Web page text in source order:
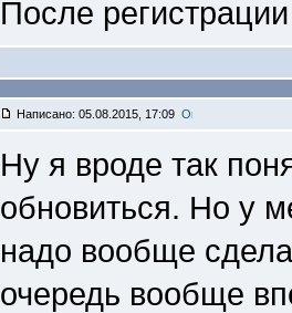
После
Написано: 05.08.2015, 17:09
Ну я вроде так
обновиться. Но у
надо вообще
очередь вообще